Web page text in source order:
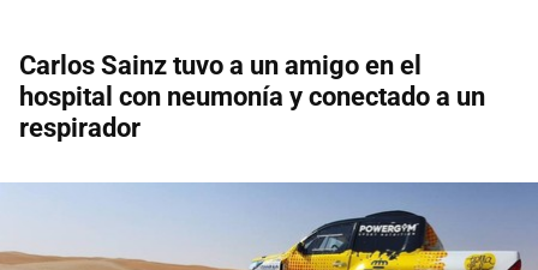
Carlos Sainz tuvo a un amigo en el
hospital con neumonía y conectado a un
respirador